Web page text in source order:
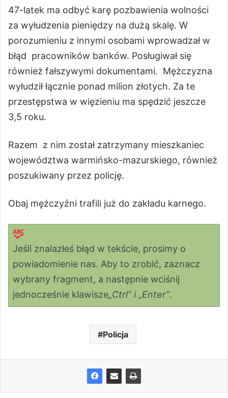
47-latek ma odbyć karę pozbawienia wolności
za wyłudzenia pieniędzy na dużą skalę. W
porozumieniu z innymi osobami wprowadzał w
błąd pracowników banków. Posługiwał się
również fałszywymi dokumentami. Mężczyzna
wyłudził łącznie ponad milion złotych. Za te
przestępstwa w więzieniu ma spędzić jeszcze
3,5 roku.
Razem z nim został zatrzymany mieszkaniec
województwa warmińsko-mazurskiego, również
poszukiwany przez policję.
Obaj mężczyźni trafili już do zakładu karnego.
Jeśli znalazłeś błąd w tekście, prosimy o
powiadomienie nas. Aby to zrobić, zaznacz
wybrany fragment, a następnie wciśnij
jednocześnie klawisze„Ctrl” i „Enter”.
Policja